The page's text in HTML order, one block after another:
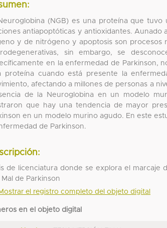
(NGB) es una proteína que
antiapoptóticas y antioxidantes. Aunado
y de nitrógeno y apoptosis son procesos
sin embargo, se
en la enfermedad de Parkinson,
proteína cuando está presente la
afectando a millones de personas a
de la Neuroglobina en un modelo
que hay una tendencia de mayor
en un modelo murino agudo. En este
de Parkinson.
de licenciatura donde se explora el
de Parkinson
el registro completo del objeto digital
en el objeto digital